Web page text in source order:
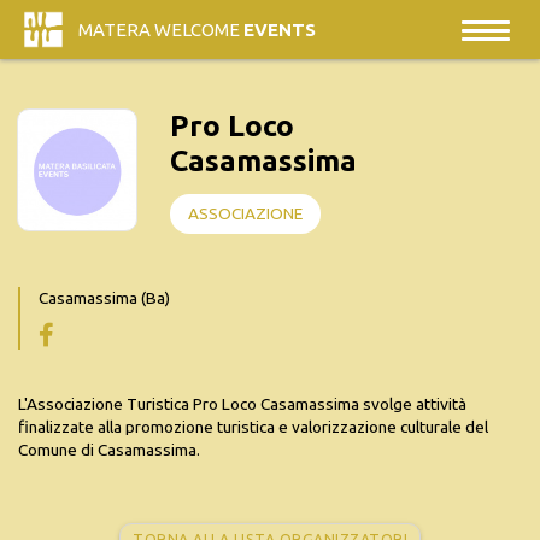
MATERA WELCOME EVENTS
Pro Loco
Casamassima
ASSOCIAZIONE
Casamassima (Ba)
L'Associazione Turistica Pro Loco Casamassima svolge attività
finalizzate alla promozione turistica e valorizzazione culturale del
Comune di Casamassima.